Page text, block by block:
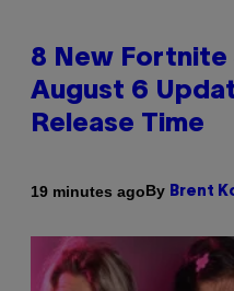
8 New Fortnite
August 6
Release Time
19 minutes agoBy Brent